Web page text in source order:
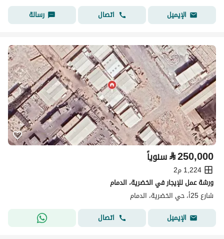
الإيميل
اتصال رسالة
⃁250,000 سنوياً
1,224 م2
ورشة عمل للإيجار في الخضرية، الدمام
شارع 25أ، حي الخضرية، الدمام
الإيميل
اتصال